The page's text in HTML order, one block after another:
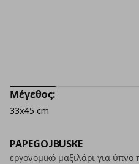
PAPEGOJBUSKE
εργονομικό μαξιλάρι για
Μέγεθος:
33x45 cm